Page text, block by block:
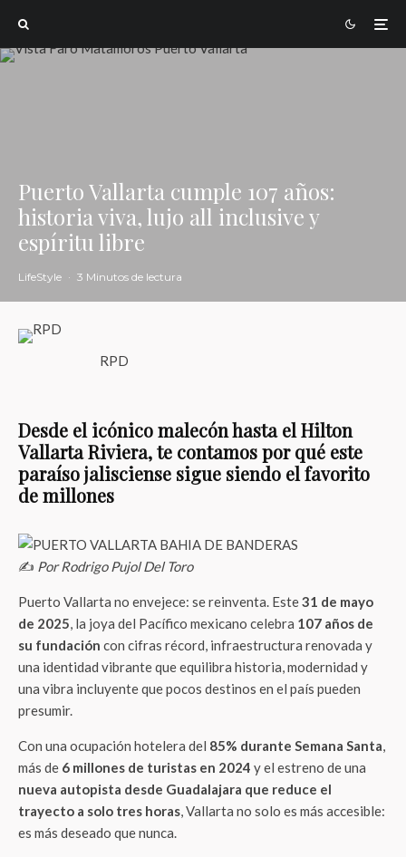
Puerto Vallarta cumple 107 años:
historia viva, lujo all inclusive y
espíritu libre
LifeStyle · 3 Minutos de lectura
RPD
Desde el icónico malecón hasta el Hilton
Vallarta Riviera, te contamos por qué este
paraíso jalisciense sigue siendo el favorito
de millones
✍️ Por Rodrigo Pujol Del Toro
Puerto Vallarta no envejece: se reinventa. Este31 de mayo
de 2025, la joya del Pacífico mexicano celebra 107 años de
su fundación con cifras récord, infraestructura renovada y
una identidad vibrante que equilibra historia, modernidad y
una vibra incluyente que pocos destinos en el país pueden
presumir.
Con una ocupación hotelera del 85% durante Semana Santa,
más de 6 millones de turistas en 2024 y el estreno de una
nueva autopista desde Guadalajara que reduce el
trayecto a solo tres horas, Vallarta no solo es más accesible:
es más deseado que nunca.